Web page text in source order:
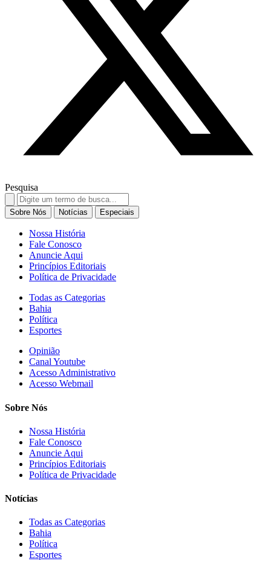
Pesquisa
Search
for:
Sobre Nós Notícias Especiais
Nossa História
Fale Conosco
Anuncie Aqui
Princípios Editoriais
Política de Privacidade
Todas as Categorias
Bahia
Política
Esportes
Opinião
Canal Youtube
Acesso Administrativo
Acesso Webmail
Sobre Nós
Nossa História
Fale Conosco
Anuncie Aqui
Princípios Editoriais
Política de Privacidade
Notícias
Todas as Categorias
Bahia
Política
Esportes